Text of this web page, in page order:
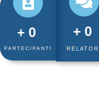
PARTECIPANTI
+ 0
RELATORI
+ 0